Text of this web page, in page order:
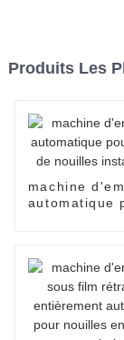
Produits Les
machine
automatique